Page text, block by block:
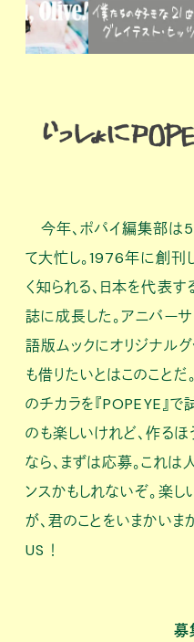
今年、ポパイ編集部は
て大忙し。1976年に創刊
く知られる、日本を代表す
誌に成長した。アニバー
語版ムックにオリジナル
も借りたいとはこのことだ
のチカラを『POPEYE』
のも楽しいけれど、作るほ
なら、まずは応募。これは
ンスかもしれないぞ。楽
が、君のことをいまかい
US ！
募